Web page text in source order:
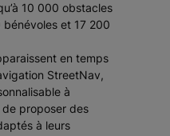
10 000 obstacles
bénévoles et 17 200
en temps
StreetNav,
à
proposer des
à leurs